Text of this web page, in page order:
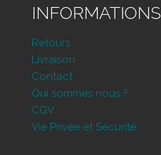
INFORMATIONS
Retours
Livraison
Contact
Qui sommes nous ?
CGV
Vie Privée et Sécurité